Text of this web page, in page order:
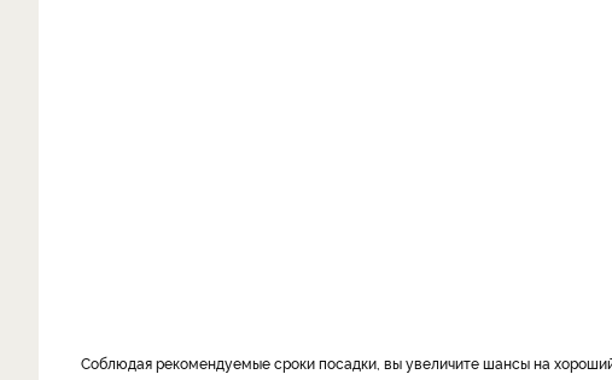
Соблюдая рекомендуемые сроки посадки, вы увеличите шансы на